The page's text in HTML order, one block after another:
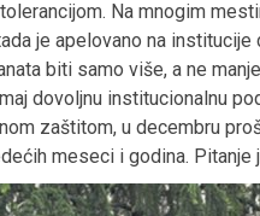
Na mnogim
je apelovano na
biti samo više, a ne
dovoljnu institucionalnu
zaštitom, u decembru
meseci i godina.